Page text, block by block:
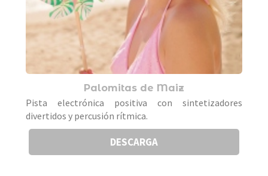
Palomitas de Maiz
Pista electrónica positiva con sintetizadores
divertidos y percusión rítmica.
DESCARGA